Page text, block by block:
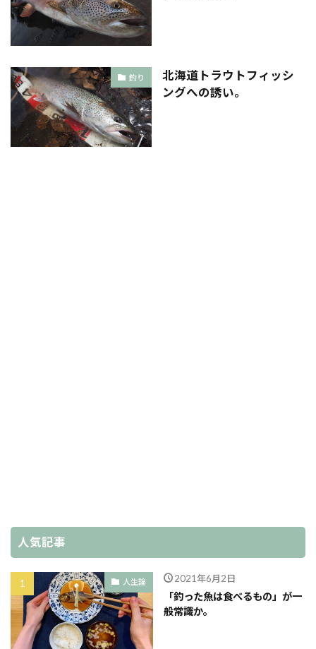
釣り
北海道トラウトフィッシ
ングへの誘い。
人気記事
人生論 2021年6月2日
「釣った魚は食べるもの」が一
般常識か。